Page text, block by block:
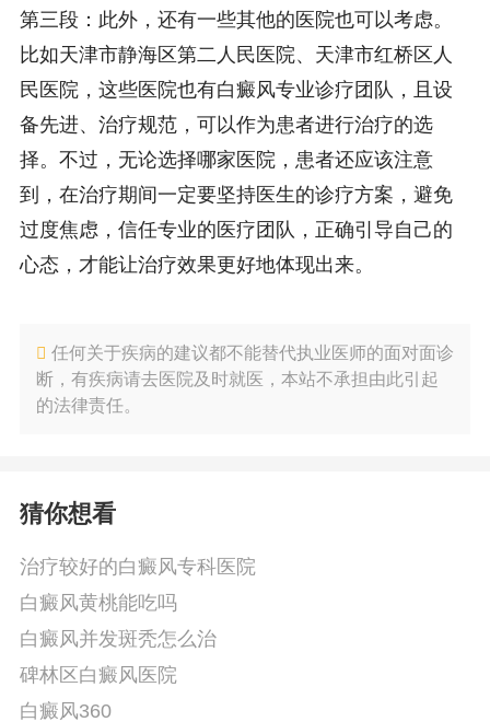
第三段：此外，还有一些其他的医院也可以考虑。
比如天津市静海区第二人民医院、天津市红桥区人
民医院，这些医院也有白癜风专业诊疗团队，且设
备先进、治疗规范，可以作为患者进行治疗的选
择。不过，无论选择哪家医院，患者还应该注意
到，在治疗期间一定要坚持医生的诊疗方案，避免
过度焦虑，信任专业的医疗团队，正确引导自己的
心态，才能让治疗效果更好地体现出来。
任何关于疾病的建议都不能替代执业医师的面对面诊
断，有疾病请去医院及时就医，本站不承担由此引起
的法律责任。
猜你想看
治疗较好的白癜风专科医院
白癜风黄桃能吃吗
白癜风并发斑秃怎么治
碑林区白癜风医院
白癜风360